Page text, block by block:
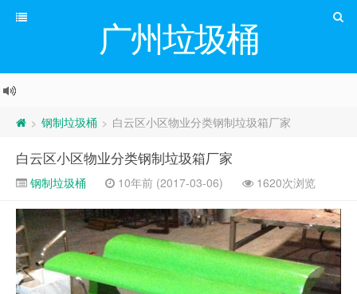
广州垃圾桶
> 钢制垃圾桶 > 白云区小区物业分类钢制垃圾箱厂家
白云区小区物业分类钢制垃圾箱厂家
钢制垃圾桶 10年前 (2017-03-06) 1620次浏览